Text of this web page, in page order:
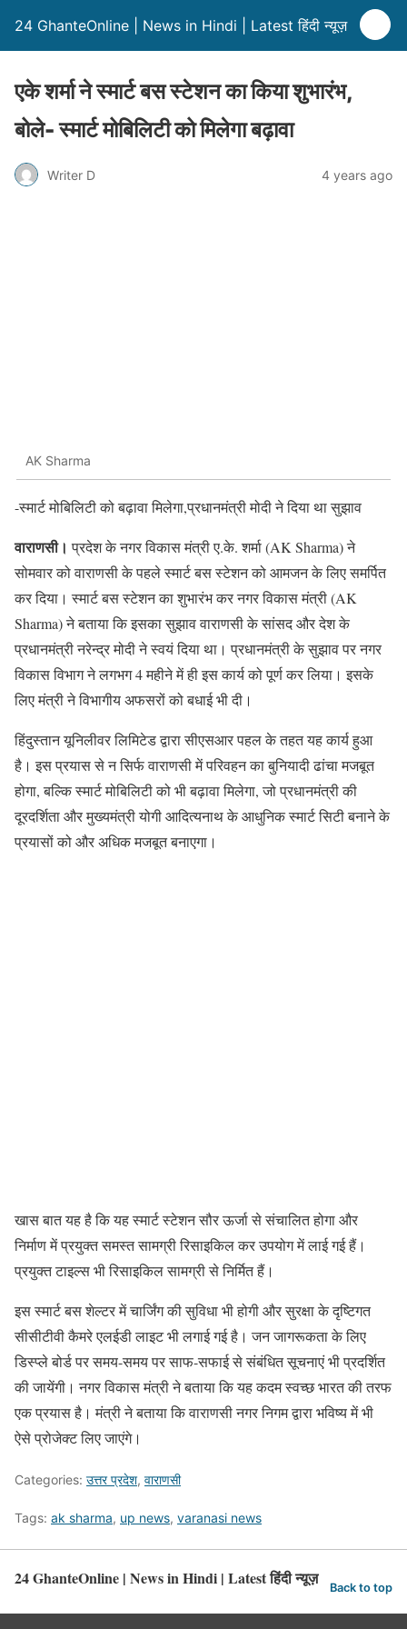
24 GhanteOnline | News in Hindi | Latest हिंदी न्यूज़
एके शर्मा ने स्मार्ट बस स्टेशन का किया शुभारंभ,
बोले- स्मार्ट मोबिलिटी को मिलेगा बढ़ावा
Writer D 4 years ago
AK Sharma
-स्मार्ट मोबिलिटी को बढ़ावा मिलेगा,प्रधानमंत्री मोदी ने दिया था सुझाव
वाराणसी। प्रदेश के नगर विकास मंत्री ए.के. शर्मा (AK Sharma) ने
सोमवार को वाराणसी के पहले स्मार्ट बस स्टेशन को आमजन के लिए समर्पित
कर दिया। स्मार्ट बस स्टेशन का शुभारंभ कर नगर विकास मंत्री (AK
Sharma) ने बताया कि इसका सुझाव वाराणसी के सांसद और देश के
प्रधानमंत्री नरेन्द्र मोदी ने स्वयं दिया था। प्रधानमंत्री के सुझाव पर नगर
विकास विभाग ने लगभग 4 महीने में ही इस कार्य को पूर्ण कर लिया। इसके
लिए मंत्री ने विभागीय अफसरों को बधाई भी दी।
हिंदुस्तान यूनिलीवर लिमिटेड द्वारा सीएसआर पहल के तहत यह कार्य हुआ
है। इस प्रयास से न सिर्फ वाराणसी में परिवहन का बुनियादी ढांचा मजबूत
होगा, बल्कि स्मार्ट मोबिलिटी को भी बढ़ावा मिलेगा, जो प्रधानमंत्री की
दूरदर्शिता और मुख्यमंत्री योगी आदित्यनाथ के आधुनिक स्मार्ट सिटी बनाने के
प्रयासों को और अधिक मजबूत बनाएगा।
खास बात यह है कि यह स्मार्ट स्टेशन सौर ऊर्जा से संचालित होगा और
निर्माण में प्रयुक्त समस्त सामग्री रिसाइकिल कर उपयोग में लाई गई हैं।
प्रयुक्त टाइल्स भी रिसाइकिल सामग्री से निर्मित हैं।
इस स्मार्ट बस शेल्टर में चार्जिंग की सुविधा भी होगी और सुरक्षा के दृष्टिगत
सीसीटीवी कैमरे एलईडी लाइट भी लगाई गई है। जन जागरूकता के लिए
डिस्प्ले बोर्ड पर समय-समय पर साफ-सफाई से संबंधित सूचनाएं भी प्रदर्शित
की जायेंगी। नगर विकास मंत्री ने बताया कि यह कदम स्वच्छ भारत की तरफ
एक प्रयास है। मंत्री ने बताया कि वाराणसी नगर निगम द्वारा भविष्य में भी
ऐसे प्रोजेक्ट लिए जाएंगे।
Categories: उत्तर प्रदेश, वाराणसी
Tags: ak sharma, up news, varanasi news
24 GhanteOnline | News in Hindi | Latest हिंदी न्यूज़ Back to top